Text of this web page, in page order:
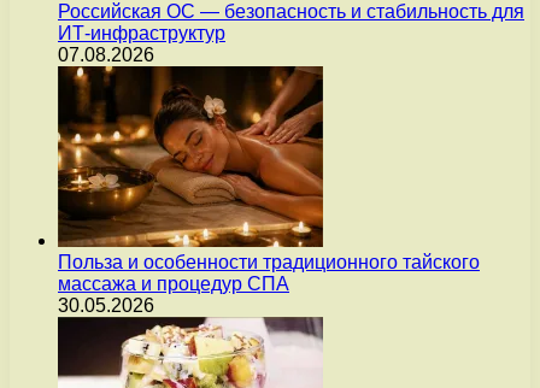
Российская ОС — безопасность и стабильность для
ИТ-инфраструктур
07.08.2026
Польза и особенности традиционного тайского
массажа и процедур СПА
30.05.2026